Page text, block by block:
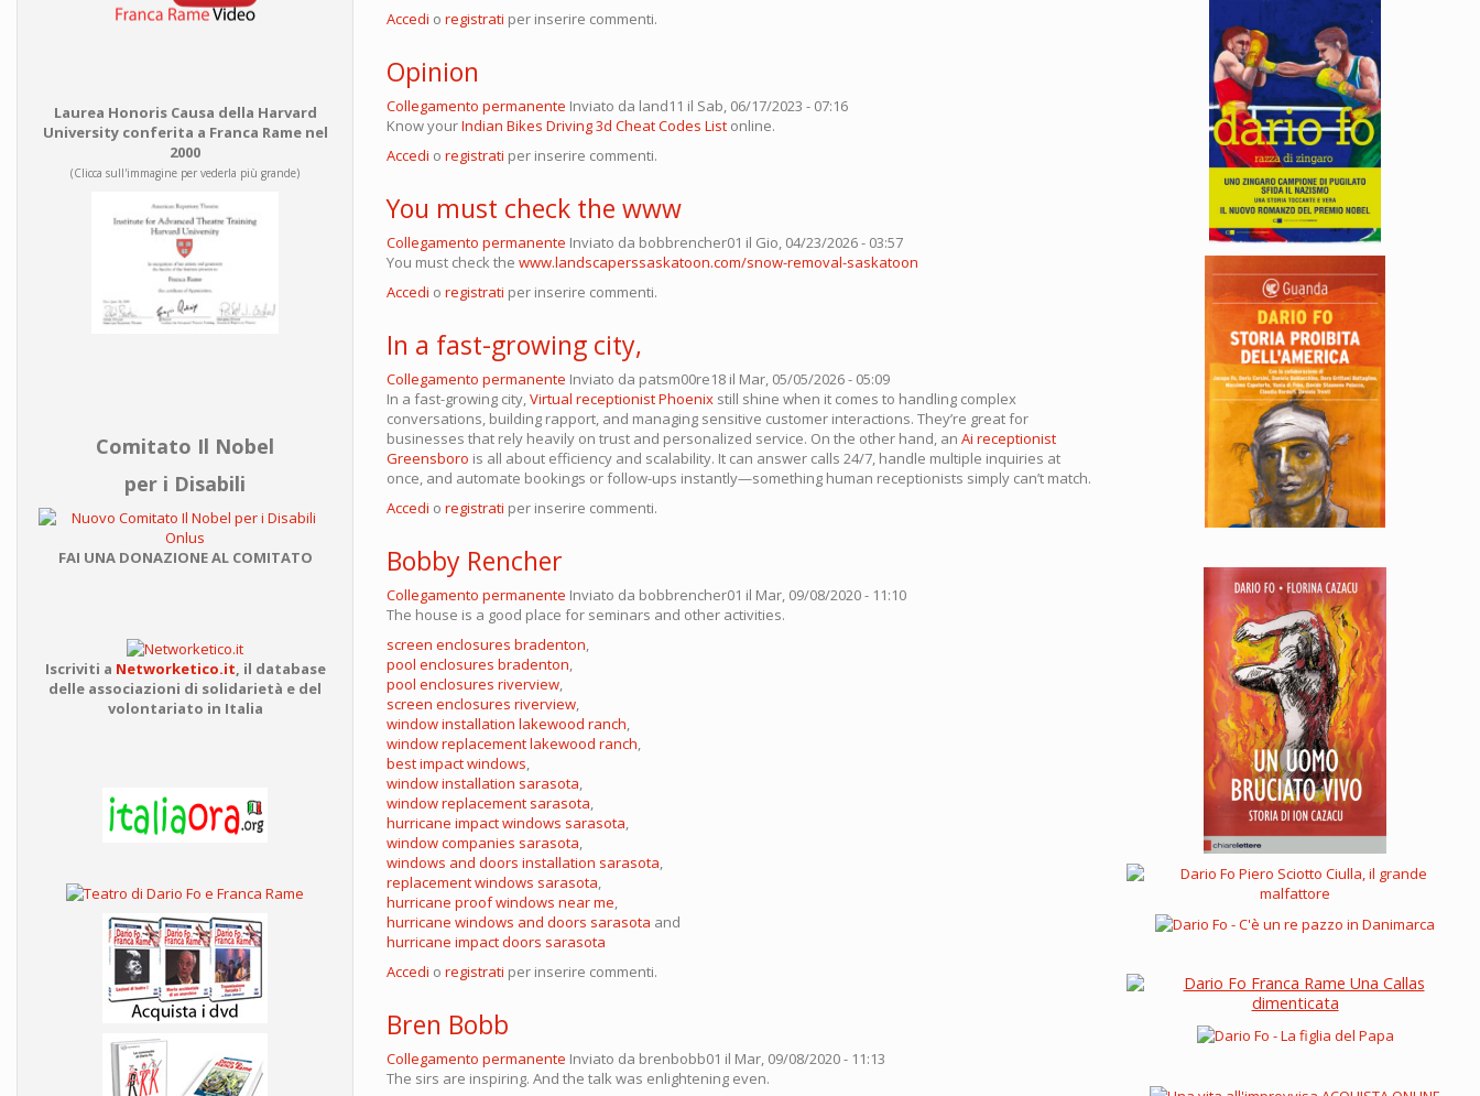
Laurea Honoris Causa della Harvard
University conferita a Franca Rame nel
2000
(Clicca sull'immagine per vederla più grande)
Comitato Il Nobel
per i Disabili
FAI UNA DONAZIONE AL COMITATO
Iscriviti a Networketico.it il database
delle associazioni di solidarietà e del
volontariato in Italia
Accedi o registrati per inserire commenti.
Opinion
Collegamento permanente Inviato da land11 il Sab, 06/17/2023 - 07:16
Know yourIndian Bikes Driving 3d Cheat Codes List online.
Accedi o registrati per inserire commenti.
You must check the www
Collegamento permanente Inviato da bobbrencher01 il Gio, 04/23/2026 - 03:57
You must check the www.landscaperssaskatoon.com/snow-removal-saskatoon
Accedi o registrati per inserire commenti.
In a fast-growing city,
Collegamento permanente Inviato da patsm00re18 il Mar, 05/05/2026 - 05:09
In a fast-growing city,Virtual receptionist Phoenix still shine when it comes to handling complex
conversations, building rapport, and managing sensitive customer interactions. They’re great for
businesses that rely heavily on trust and personalized service. On the other hand, an Ai receptionist
Greensboro is all about efficiency and scalability. It can answer calls 24/7, handle multiple inquiries at
once, and automate bookings or follow-ups instantly—something human receptionists simply can’t match.
Accedi o registrati per inserire commenti.
Bobby Rencher
Collegamento permanente Inviato da bobbrencher01 il Mar, 09/08/2020 - 11:10
The house is a good place for seminars and other activities.
screen enclosures bradenton,
pool enclosures bradenton,
pool enclosures riverview,
screen enclosures riverview,
window installation lakewood ranch,
window replacement lakewood ranch,
best impact windows,
window installation sarasota,
window replacement sarasota,
hurricane impact windows sarasota,
window companies sarasota,
windows and doors installation sarasota,
replacement windows sarasota,
hurricane proof windows near me,
hurricane windows and doors sarasota and
hurricane impact doors sarasota
Accedi o registrati per inserire commenti.
Bren Bobb
Collegamento permanente Inviato da brenbobb01 il Mar, 09/08/2020 - 11:13
The sirs are inspiring. And the talk was enlightening even.